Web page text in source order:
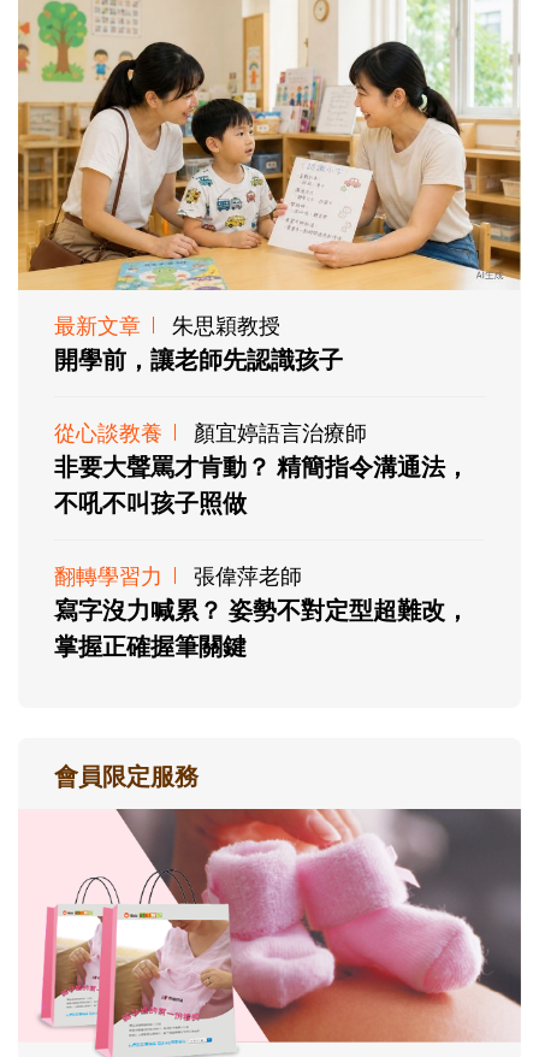
最新文章 朱思穎教授
開學前，讓老師先認識孩子
從心談教養 顏宜婷語言治療師
非要大聲罵才肯動？ 精簡指令溝通法，
不吼不叫孩子照做
翻轉學習力 張偉萍老師
寫字沒力喊累？ 姿勢不對定型超難改，
掌握正確握筆關鍵
會員限定服務